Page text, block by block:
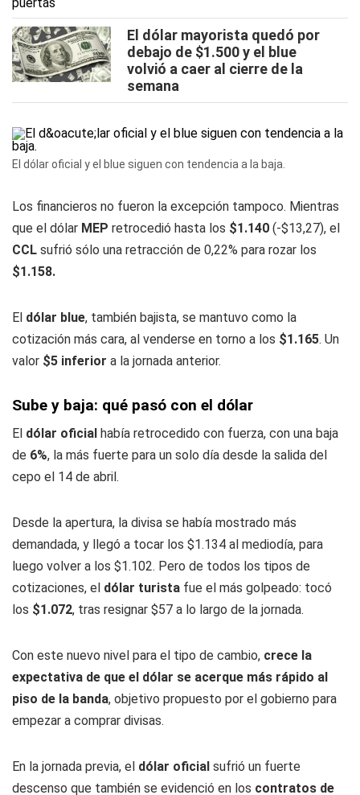
El dólar mayorista quedó por
debajo de $1.500 y el blue
volvió a caer al cierre de la
semana
El dólar oficial y el blue siguen con tendencia a la baja.
Los financieros no fueron la excepción tampoco. Mientras
que el dólar MEP retrocedió hasta los $1.140 (-$13,27), el
CCL sufrió sólo una retracción de 0,22% para rozar los
$1.158.
El dólar blue, también bajista, se mantuvo como la
cotización más cara, al venderse en torno a los $1.165. Un
valor $5 inferior a la jornada anterior.
Sube y baja: qué pasó con el dólar
El dólar oficial había retrocedido con fuerza, con una baja
de 6%, la más fuerte para un solo día desde la salida del
cepo el 14 de abril.
Desde la apertura, la divisa se había mostrado más
demandada, y llegó a tocar los $1.134 al mediodía, para
luego volver a los $1.102. Pero de todos los tipos de
cotizaciones, el dólar turista fue el más golpeado: tocó
los $1.072, tras resignar $57 a lo largo de la jornada.
Con este nuevo nivel para el tipo de cambio, crece la
expectativa de que el dólar se acerque más rápido al
piso de la banda, objetivo propuesto por el gobierno para
empezar a comprar divisas.
En la jornada previa, el dólar oficial sufrió un fuerte
descenso que también se evidenció en los contratos de